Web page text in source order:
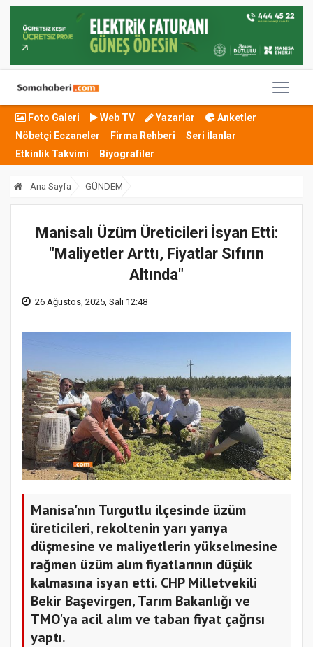
Foto Galeri Web TV Yazarlar
Anketler
Nöbetçi Eczaneler
Firma Rehberi
Seri İlanlar
Etkinlik Takvimi
Biyografiler
Ana Sayfa GÜNDEM
Manisalı Üzüm Üreticileri İsyan Etti:
"Maliyetler Arttı, Fiyatlar Sıfırın
Altında"
26 Ağustos, 2025, Salı 12:48
Manisa'nın Turgutlu ilçesinde üzüm
üreticileri, rekoltenin yarı yarıya
düşmesine ve maliyetlerin yükselmesine
rağmen üzüm alım fiyatlarının düşük
kalmasına isyan etti. CHP Milletvekili
Bekir Başevirgen, Tarım Bakanlığı ve
TMO'ya acil alım ve taban fiyat çağrısı
yaptı.